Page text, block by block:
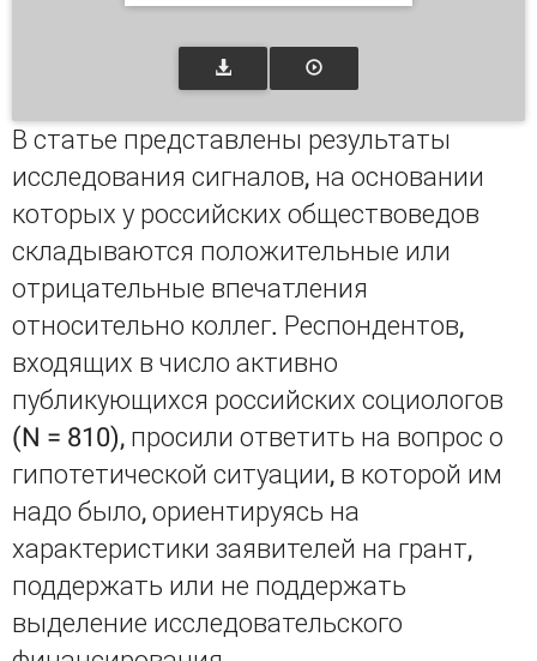
В статье представлены результаты
исследования сигналов, на основании
которых у российских обществоведов
складываются положительные или
отрицательные впечатления
относительно коллег. Респондентов,
входящих в число активно
публикующихся российских социологов
(N = 810), просили ответить на вопрос о
гипотетической ситуации, в которой им
надо было, ориентируясь на
характеристики заявителей на грант,
поддержать или не поддержать
выделение исследовательского